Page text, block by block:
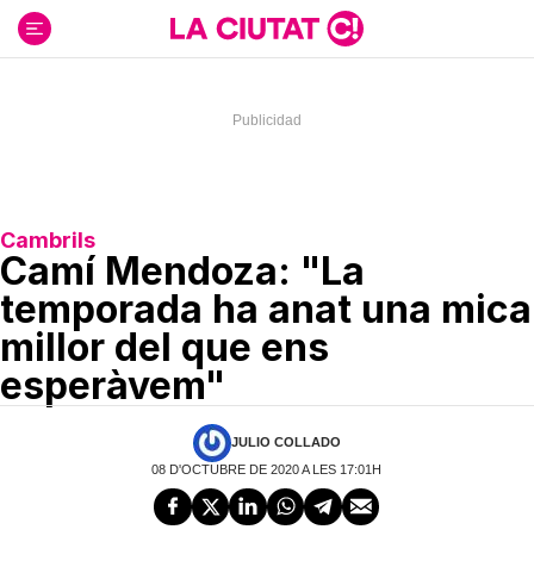
contenido
Cambrils
Camí Mendoza: "La
temporada ha anat una mica
millor del que ens
esperàvem"
JULIO COLLADO
08 D'OCTUBRE DE 2020 A LES 17:01H